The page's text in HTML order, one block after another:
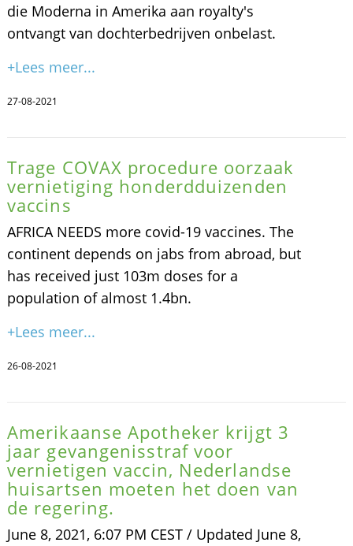
die Moderna in Amerika aan royalty's
ontvangt van dochterbedrijven onbelast.
+Lees meer...
27-08-2021
Trage COVAX procedure oorzaak
vernietiging honderdduizenden
vaccins
AFRICA NEEDS more covid-19 vaccines. The
continent depends on jabs from abroad, but
has received just 103m doses for a
population of almost 1.4bn.
+Lees meer...
26-08-2021
Amerikaanse Apotheker krijgt 3
jaar gevangenisstraf voor
vernietigen vaccin, Nederlandse
huisartsen moeten het doen van
de regering.
June 8, 2021, 6:07 PM CEST / Updated June 8,